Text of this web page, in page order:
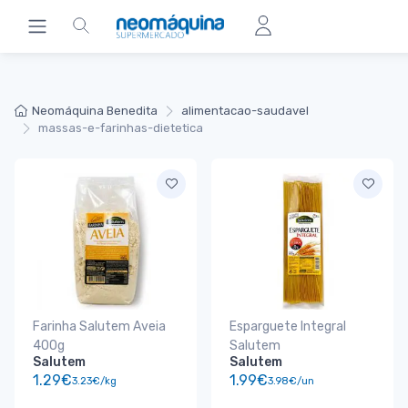
Neomáquina Benedita
alimentacao-saudavel
massas-e-farinhas-dietetica
Farinha Salutem Aveia
400g
Salutem
1.29€3.23€/kg
Esparguete Integral
Salutem
Salutem
1.99€3.98€/un